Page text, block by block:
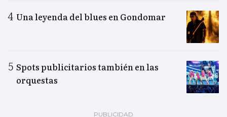
Una leyenda del blues en Gondomar
Spots publicitarios también en las
orquestas